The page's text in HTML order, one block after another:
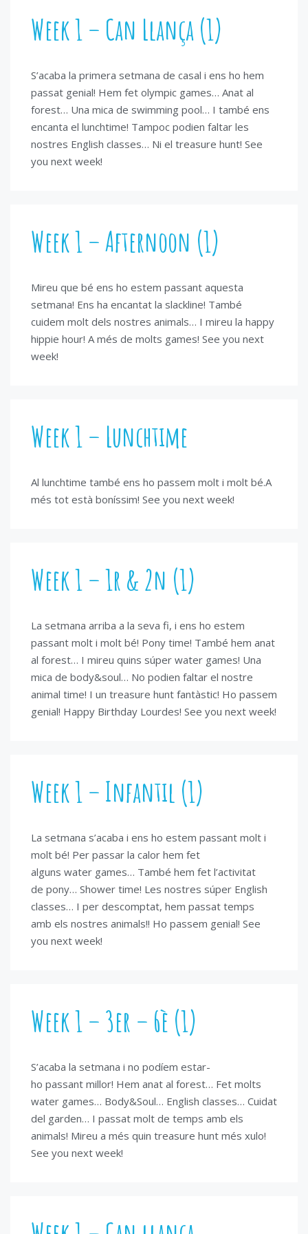
Week 1 – Can Llança (1)
S’acaba la primera setmana de casal i ens ho hem
passat genial! Hem fet olympic games… Anat al
forest… Una mica de swimming pool… I també ens
encanta el lunchtime! Tampoc podien faltar les
nostres English classes… Ni el treasure hunt! See
you next week!
Week 1 – Afternoon (1)
Mireu que bé ens ho estem passant aquesta
setmana! Ens ha encantat la slackline! També
cuidem molt dels nostres animals… I mireu la happy
hippie hour! A més de molts games! See you next
week!
Week 1 – Lunchtime
Al lunchtime també ens ho passem molt i molt bé.A
més tot està boníssim! See you next week!
Week 1 – 1r & 2n (1)
La setmana arriba a la seva fi, i ens ho estem
passant molt i molt bé! Pony time! També hem anat
al forest… I mireu quins súper water games! Una
mica de body&soul… No podien faltar el nostre
animal time! I un treasure hunt fantàstic! Ho passem
genial! Happy Birthday Lourdes! See you next week!
Week 1 – Infantil (1)
La setmana s’acaba i ens ho estem passant molt i
molt bé! Per passar la calor hem fet
alguns water games… També hem fet l’activitat
de pony… Shower time! Les nostres súper English
classes… I per descomptat, hem passat temps
amb els nostres animals!! Ho passem genial! See
you next week!
Week 1 – 3er – 6è (1)
S’acaba la setmana i no podíem estar-
ho passant millor! Hem anat al forest… Fet molts
water games… Body&Soul… English classes… Cuidat
del garden… I passat molt de temps amb els
animals! Mireu a més quin treasure hunt més xulo!
See you next week!